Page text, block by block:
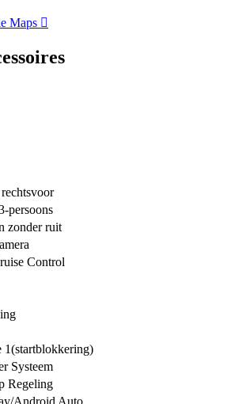
Maps
persoons
zonder ruit
Control
1(startblokkering)
Systeem
Regeling
Android Auto